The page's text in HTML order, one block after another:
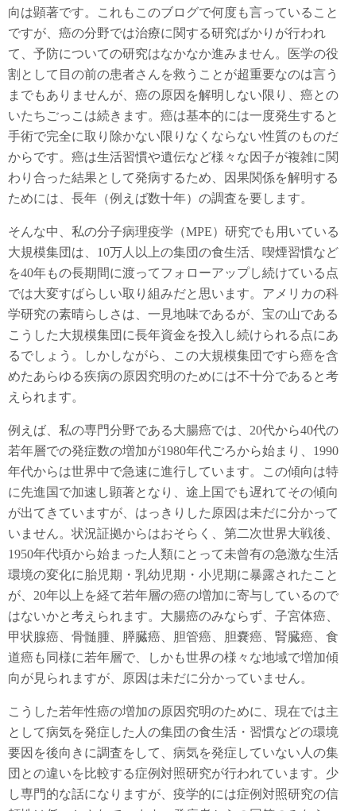
向は顕著です。これもこのブログで何度も言っていること
ですが、癌の分野では治療に関する研究ばかりが行われ
て、予防についての研究はなかなか進みません。医学の役
割として目の前の患者さんを救うことが超重要なのは言う
までもありませんが、癌の原因を解明しない限り、癌との
いたちごっこは続きます。癌は基本的には一度発生すると
手術で完全に取り除かない限りなくならない性質のものだ
からです。癌は生活習慣や遺伝など様々な因子が複雑に関
わり合った結果として発病するため、因果関係を解明する
ためには、長年（例えば数十年）の調査を要します。
そんな中、私の分子病理疫学（MPE）研究でも用いている
大規模集団は、10万人以上の集団の食生活、喫煙習慣など
を40年もの長期間に渡ってフォローアップし続けている点
では大変すばらしい取り組みだと思います。アメリカの科
学研究の素晴らしさは、一見地味であるが、宝の山である
こうした大規模集団に長年資金を投入し続けられる点にあ
るでしょう。しかしながら、この大規模集団ですら癌を含
めたあらゆる疾病の原因究明のためには不十分であると考
えられます。
例えば、私の専門分野である大腸癌では、20代から40代の
若年層での発症数の増加が1980年代ごろから始まり、1990
年代からは世界中で急速に進行しています。この傾向は特
に先進国で加速し顕著となり、途上国でも遅れてその傾向
が出てきていますが、はっきりした原因は未だに分かって
いません。状況証拠からはおそらく、第二次世界大戦後、
1950年代頃から始まった人類にとって未曾有の急激な生活
環境の変化に胎児期・乳幼児期・小児期に暴露されたこと
が、20年以上を経て若年層の癌の増加に寄与しているので
はないかと考えられます。大腸癌のみならず、子宮体癌、
甲状腺癌、骨髄腫、膵臓癌、胆管癌、胆嚢癌、腎臓癌、食
道癌も同様に若年層で、しかも世界の様々な地域で増加傾
向が見られますが、原因は未だに分かっていません。
こうした若年性癌の増加の原因究明のために、現在では主
として病気を発症した人の集団の食生活・習慣などの環境
要因を後向きに調査をして、病気を発症していない人の集
団との違いを比較する症例対照研究が行われています。少
し専門的な話になりますが、疫学的には症例対照研究の信